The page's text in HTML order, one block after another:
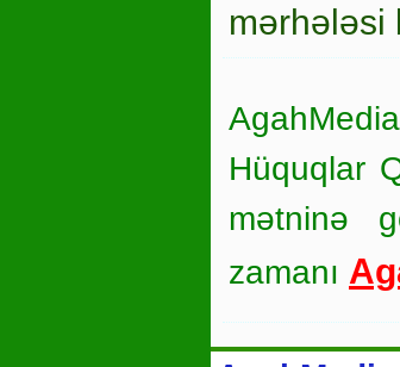
mərhələsi
Hüquqlar
mətninə
zamanı